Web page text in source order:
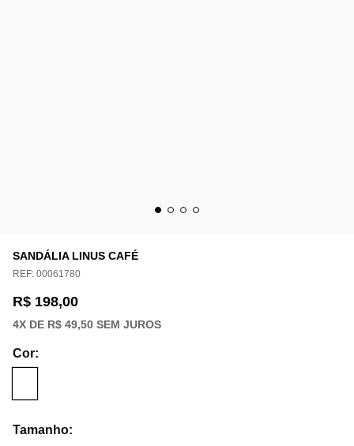
SANDÁLIA LINUS CAFÉ
REF: 00061780
R$ 198,00
4X DE R$ 49,50 SEM JUROS
Cor:
Tamanho: